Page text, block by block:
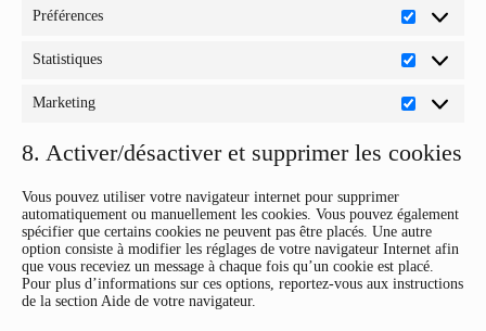
Préférences
Statistiques
Marketing Marketing
8. Activer/désactiver et supprimer les cookies
Vous pouvez utiliser votre navigateur internet pour supprimer
automatiquement ou manuellement les cookies. Vous pouvez également
spécifier que certains cookies ne peuvent pas être placés. Une autre
option consiste à modifier les réglages de votre navigateur Internet afin
que vous receviez un message à chaque fois qu’un cookie est placé.
Pour plus d’informations sur ces options, reportez-vous aux instructions
de la section Aide de votre navigateur.